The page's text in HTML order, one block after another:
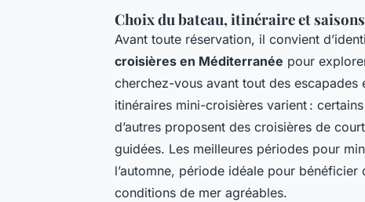
Choix du bateau, itinéraire et
Avant toute réservation, il convient
croisières en Méditerranée pour
cherchez-vous avant tout des escapades
itinéraires mini-croisières varient :
d’autres proposent des croisières de
guidées. Les meilleures périodes pour
l’automne, période idéale pour
conditions de mer agréables.